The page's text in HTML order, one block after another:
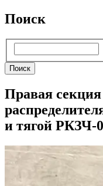
Поиск
Поиск
Правая
и тягой РКЗЧ-